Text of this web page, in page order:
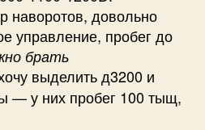
наворотов, довольно
управление, пробег до
брать
выделить д3200 и
— у них пробег 100 тыщ,